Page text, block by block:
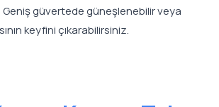
güvertede güneşlenebilir veya
keyfini çıkarabilirsiniz.